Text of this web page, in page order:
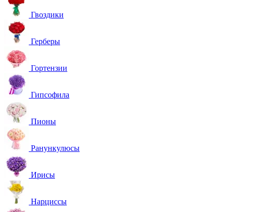
Гвоздики
Герберы
Гортензии
Гипсофила
Пионы
Ранункулюсы
Ирисы
Нарциссы